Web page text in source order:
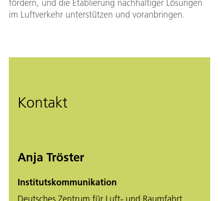
fördern, und die Etablierung nachhaltiger Lösungen
im Luftverkehr unterstützen und voranbringen.
Kontakt
Anja Tröster
Institutskommunikation
Deutsches Zentrum für Luft- und Raumfahrt